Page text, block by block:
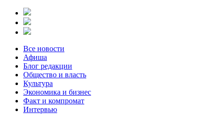
Все новости
Афиша
Блог редакции
Общество и власть
Культура
Экономика и бизнес
Факт и компромат
Интервью